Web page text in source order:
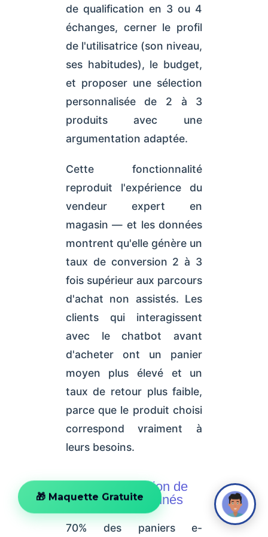
de qualification en 3 ou 4
échanges, cerner le profil
de l'utilisatrice (son niveau,
ses habitudes), le budget,
et proposer une sélection
personnalisée de 2 à 3
produits avec une
argumentation adaptée.
Cette fonctionnalité
reproduit l'expérience du
vendeur expert en
magasin — et les données
montrent qu'elle génère un
taux de conversion 2 à 3
fois supérieur aux parcours
d'achat non assistés. Les
clients qui interagissent
avec le chatbot avant
d'acheter ont un panier
moyen plus élevé et un
taux de retour plus faible,
parce que le produit choisi
correspond vraiment à
leurs besoins.
2. La récupération de
paniers abandonnés
70% des paniers e-
🎁 Maquette Gratuite